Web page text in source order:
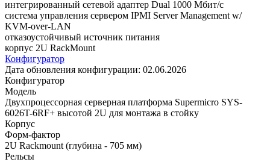
интегрированный сетевой адаптер Dual 1000 Мбит/с
система управления сервером IPMI Server Management w/
KVM-over-LAN
отказоустойчивый источник питания
корпус 2U RackMount
Конфигуратор
Дата обновления конфигурации: 02.06.2026
Конфигуратор
Модель
Двухпроцессорная серверная платформа Supermicro SYS-
6026T-6RF+ высотой 2U для монтажа в стойку
Корпус
Форм-фактор
2U Rackmount (глубина - 705 мм)
Рельсы